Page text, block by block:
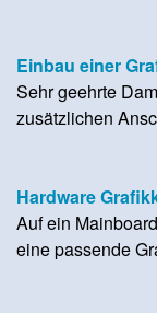
Einbau einer
Sehr geehrte
zusätzlichen
Hardware
Auf ein
eine passende